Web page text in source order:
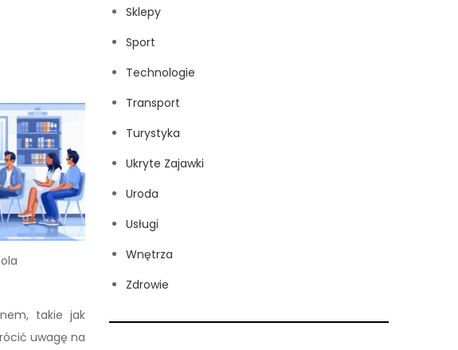
takie jak
uwagę na
Sklepy
Sport
Technologie
Transport
Turystyka
Ukryte Zajawki
Uroda
Usługi
Wnętrza
Zdrowie